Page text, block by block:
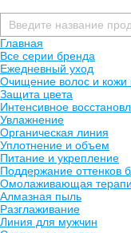
Главная
Все серии бренда
Ежедневный уход
Очищение волос и кожи
Защита цвета
Интенсивное
Увлажнение
Органическая линия
Уплотнение и объем
Питание и укрепление
Поддержание оттенков
Омолаживающая
Алмазная пыль
Разглаживание
Линия для мужчин